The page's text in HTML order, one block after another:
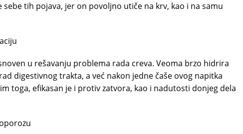
tih pojava, jer on povoljno utiče na krv, kao i na samu
u rešavanju problema rada creva. Veoma brzo hidrira
digestivnog trakta, a već nakon jedne čaše ovog napitka
toga, efikasan je i protiv zatvora, kao i nadutosti donjeg dela